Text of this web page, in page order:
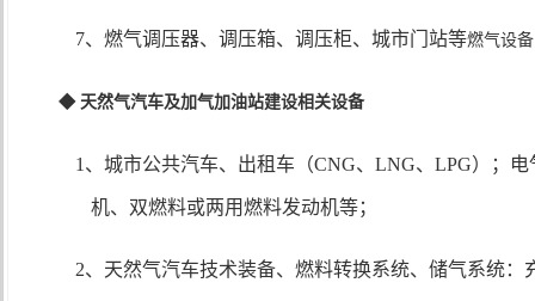
7、 燃气调压器、调压箱、调压柜、城市门站等燃气设备
◆ 天然气汽车及加气加油站建设相关设备
1、城市公共汽车、出租车（CNG、LNG、LPG）；
机、双燃料或两用燃料发动机等；
2、天然气汽车技术装备、燃料转换系统、储气系统